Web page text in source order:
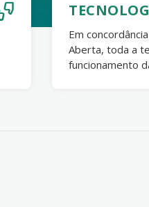
Em
Aberta, toda a
funcionamento